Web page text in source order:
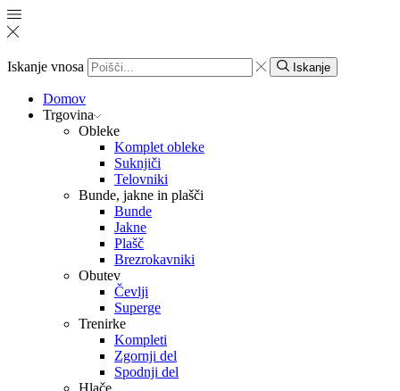
Iskanje vnosa Iskanje
Domov
Trgovina
Obleke
Komplet obleke
Suknjiči
Telovniki
Bunde, jakne in plašči
Bunde
Jakne
Plašč
Brezrokavniki
Obutev
Čevlji
Superge
Trenirke
Kompleti
Zgornji del
Spodnji del